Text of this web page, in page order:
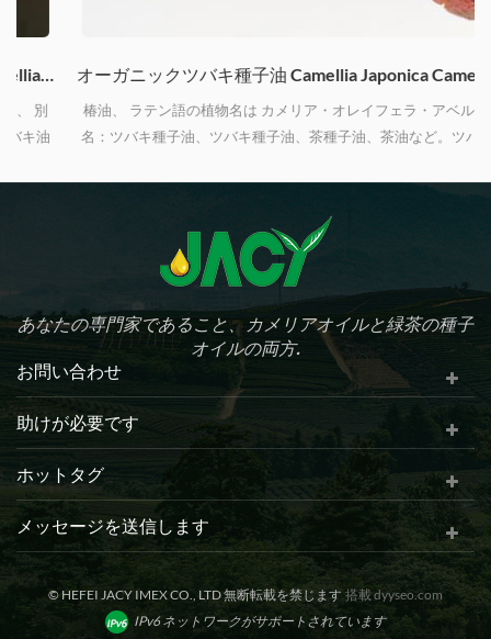
オーガニックツバキ種子油 Camellia Japonica Camellia Oleifera Abel
椿油、 ラテン語の植物名は カメリア・オレイフェラ・アベル、 別
名：ツバキ種子油、ツバキ種子油、茶種子油、茶油など。ツバキ油
オレイン酸、リノール酸、茶ポリフェノール、VE、スクアレン、そ
の他各種抗酸化物質などを豊富に含む 。 椿油は料理、化粧品、医薬
品、工業などに幅広く使用されています。
あなたの専門家であること、カメリアオイルと緑茶の種子
オイルの両方.
お問い合わせ
助けが必要です
ホットタグ
メッセージを送信します
© HEFEI JACY IMEX CO., LTD 無断転載を禁じます 搭載dyyseo.com
IPv6 ネットワークがサポートされています